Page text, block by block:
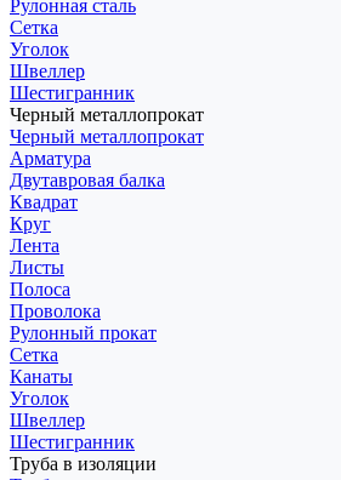
Рулонная сталь
Сетка
Уголок
Швеллер
Шестигранник
Черный металлопрокат
Черный металлопрокат
Арматура
Двутавровая балка
Квадрат
Круг
Лента
Листы
Полоса
Проволока
Рулонный прокат
Сетка
Канаты
Уголок
Швеллер
Шестигранник
Труба в изоляции